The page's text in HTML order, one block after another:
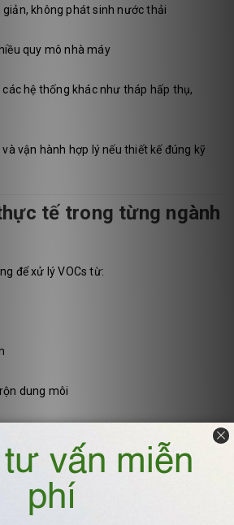
giản, không phát sinh nước thải
quy mô nhà máy
các hệ thống khác như tháp hấp thụ,
vận hành hợp lý nếu thiết kế đúng kỹ
tế trong từng ngành
để xử lý VOCs từ:
dung môi
in bao bì